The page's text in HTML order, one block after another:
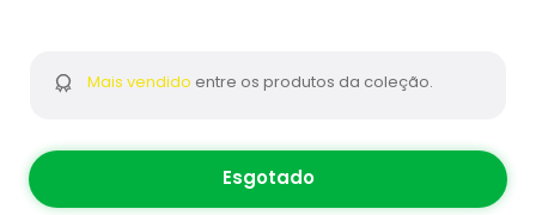
Mais vendido entre os produtos da coleção.
Esgotado